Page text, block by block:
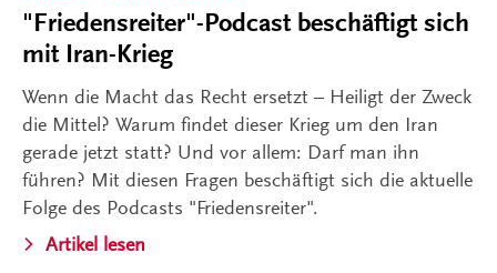
"Friedensreiter"-Podcast beschäftigt sich
mit Iran-Krieg
Wenn die Macht das Recht ersetzt – Heiligt der Zweck
die Mittel? Warum findet dieser Krieg um den Iran
gerade jetzt statt? Und vor allem: Darf man ihn
führen? Mit diesen Fragen beschäftigt sich die aktuelle
Folge des Podcasts "Friedensreiter".
Artikel lesen